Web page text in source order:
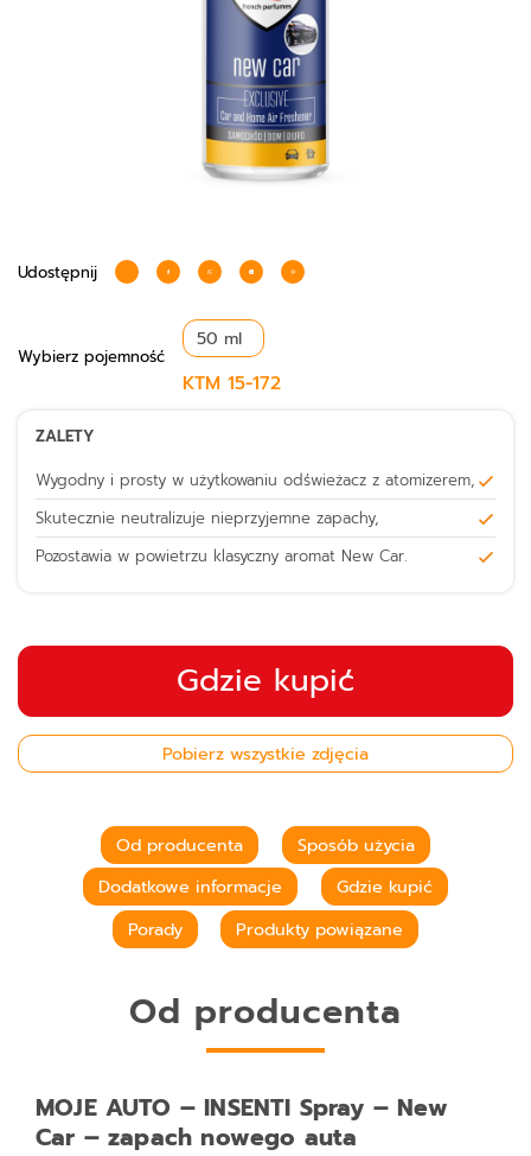
Udostępnij
Wybierz pojemność
KTM 15-172
ZALETY
Wygodny i prosty w użytkowaniu odświeżacz z atomizerem,
Skutecznie neutralizuje nieprzyjemne zapachy,
Pozostawia w powietrzu klasyczny aromat New Car.
Gdzie kupić
Pobierz wszystkie zdjęcia
Od producenta
Sposób użycia
Dodatkowe informacje
Gdzie kupić
Porady
Produkty powiązane
Od producenta
MOJE AUTO – INSENTI Spray – New
Car – zapach nowego auta